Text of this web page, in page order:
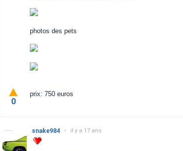
photos des pets
prix: 750 euros
0
snake984 • il y a 17 ans